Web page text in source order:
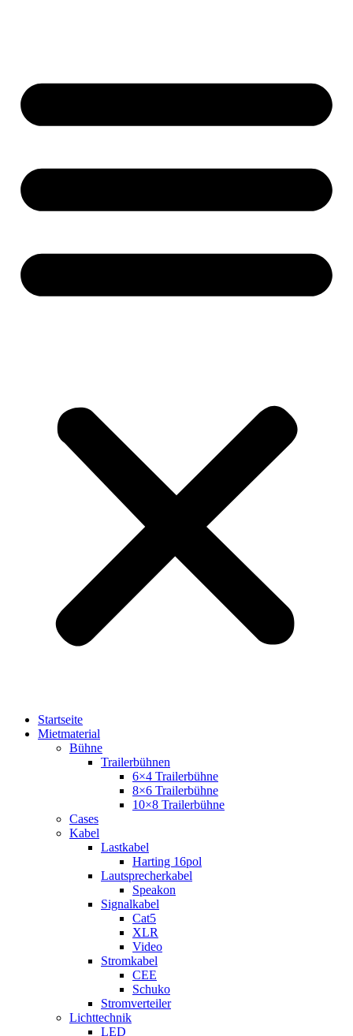
Startseite
Mietmaterial
Bühne
Trailerbühnen
6×4 Trailerbühne
8×6 Trailerbühne
10×8 Trailerbühne
Cases
Kabel
Lastkabel
Harting 16pol
Lautsprecherkabel
Speakon
Signalkabel
Cat5
XLR
Video
Stromkabel
CEE
Schuko
Stromverteiler
Lichttechnik
LED